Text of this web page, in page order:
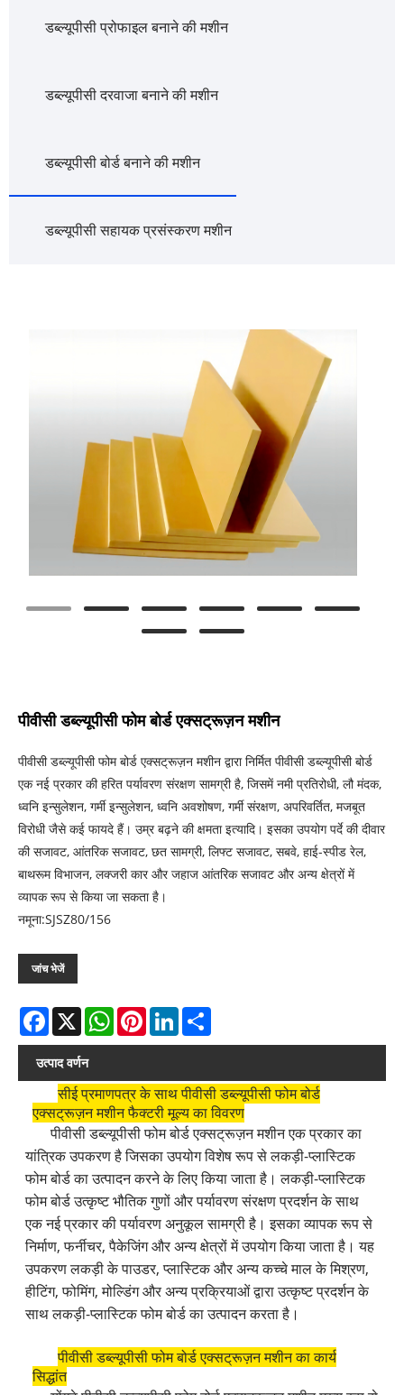
डब्ल्यूपीसी प्रोफाइल बनाने की मशीन
डब्ल्यूपीसी दरवाजा बनाने की मशीन
डब्ल्यूपीसी बोर्ड बनाने की मशीन
डब्ल्यूपीसी सहायक प्रसंस्करण मशीन
पीवीसी डब्ल्यूपीसी फोम बोर्ड एक्सट्रूज़न मशीन
पीवीसी डब्ल्यूपीसी फोम बोर्ड एक्सट्रूज़न मशीन द्वारा निर्मित पीवीसी डब्ल्यूपीसी बोर्ड
एक नई प्रकार की हरित पर्यावरण संरक्षण सामग्री है, जिसमें नमी प्रतिरोधी, लौ मंदक,
ध्वनि इन्सुलेशन, गर्मी इन्सुलेशन, ध्वनि अवशोषण, गर्मी संरक्षण, अपरिवर्तित, मजबूत
विरोधी जैसे कई फायदे हैं। उम्र बढ़ने की क्षमता इत्यादि। इसका उपयोग पर्दे की दीवार
की सजावट, आंतरिक सजावट, छत सामग्री, लिफ्ट सजावट, सबवे, हाई-स्पीड रेल,
बाथरूम विभाजन, लक्जरी कार और जहाज आंतरिक सजावट और अन्य क्षेत्रों में
व्यापक रूप से किया जा सकता है।
नमूना:SJSZ80/156
जांच भेजें
Facebook
X WhatsAppPinterestLinkedIn
उत्पाद वर्णन
सीई प्रमाणपत्र के साथ पीवीसी डब्ल्यूपीसी फोम बोर्ड
एक्सट्रूज़न मशीन फैक्टरी मूल्य का विवरण
पीवीसी डब्ल्यूपीसी फोम बोर्ड एक्सट्रूज़न मशीन एक प्रकार का
यांत्रिक उपकरण है जिसका उपयोग विशेष रूप से लकड़ी-प्लास्टिक
फोम बोर्ड का उत्पादन करने के लिए किया जाता है। लकड़ी-प्लास्टिक
फोम बोर्ड उत्कृष्ट भौतिक गुणों और पर्यावरण संरक्षण प्रदर्शन के साथ
एक नई प्रकार की पर्यावरण अनुकूल सामग्री है। इसका व्यापक रूप से
निर्माण, फर्नीचर, पैकेजिंग और अन्य क्षेत्रों में उपयोग किया जाता है। यह
उपकरण लकड़ी के पाउडर, प्लास्टिक और अन्य कच्चे माल के मिश्रण,
हीटिंग, फोमिंग, मोल्डिंग और अन्य प्रक्रियाओं द्वारा उत्कृष्ट प्रदर्शन के
साथ लकड़ी-प्लास्टिक फोम बोर्ड का उत्पादन करता है।
पीवीसी डब्ल्यूपीसी फोम बोर्ड एक्सट्रूज़न मशीन का कार्य
सिद्धांत